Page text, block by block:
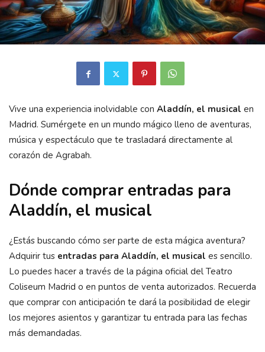
Vive una experiencia inolvidable con Aladdín, el musical en
Madrid. Sumérgete en un mundo mágico lleno de aventuras,
música y espectáculo que te trasladará directamente al
corazón de Agrabah.
Dónde comprar entradas para
Aladdín, el musical
¿Estás buscando cómo ser parte de esta mágica aventura?
Adquirir tus entradas para Aladdín, el musical es sencillo.
Lo puedes hacer a través de la página oficial del Teatro
Coliseum Madrid o en puntos de venta autorizados. Recuerda
que comprar con anticipación te dará la posibilidad de elegir
los mejores asientos y garantizar tu entrada para las fechas
más demandadas.